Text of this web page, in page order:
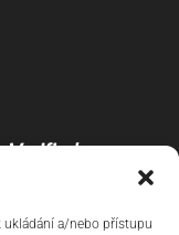
a/nebo přístupu